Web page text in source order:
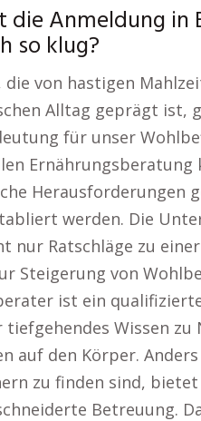
die Anmeldung in
so klug?
die von hastigen
Alltag geprägt ist,
für unser
Herausforderungen
werden. Die
nur Ratschläge zu
Steigerung von
ist ein
Wissen
auf den Körper.
zu finden sind,
Betreuung.